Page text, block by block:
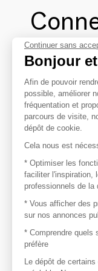
Afin de profiter
avec vos
Continuer sans
Bonjour
Afin de pouvoir
possible, améliorer
fréquentation et
parcours de visite,
dépôt de cookie.
Cela nous est
* Optimiser les
faciliter l'inspiration,
professionnels de la
* Vous afficher des
sur nos annonces
* Comprendre quels
préfère
Le dépôt de